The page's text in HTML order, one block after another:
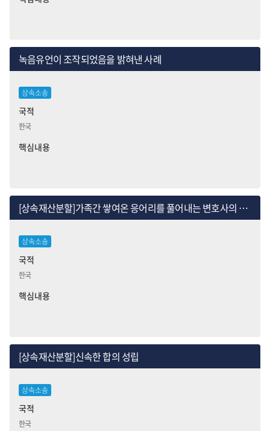
녹음유언이 조작되었음을 밝혀낸 사례
상속소송
국적
한국
핵심내용
[상속재산분할]가족간 쌓여온 응어리를 풀어내는 변호사의 역할
상속소송
국적
한국
핵심내용
[상속재산분할]신속한 합의 성립
상속소송
국적
한국